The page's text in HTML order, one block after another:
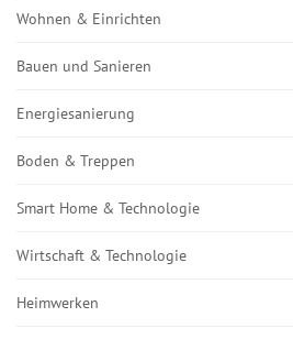
Wohnen & Einrichten
Bauen und Sanieren
Energiesanierung
Boden & Treppen
Smart Home & Technologie
Wirtschaft & Technologie
Heimwerken